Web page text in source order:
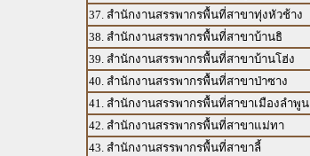
37. สำนักงานสรรพากรพื้นที่สาขาทุ่งหัวช้าง
38. สำนักงานสรรพากรพื้นที่สาขาบ้านธิ
39. สำนักงานสรรพากรพื้นที่สาขาบ้านโฮ่ง
40. สำนักงานสรรพากรพื้นที่สาขาป่าซาง
41. สำนักงานสรรพากรพื้นที่สาขาเมืองลำพูน
42. สำนักงานสรรพากรพื้นที่สาขาแม่ทา
43. สำนักงานสรรพากรพื้นที่สาขาลี้